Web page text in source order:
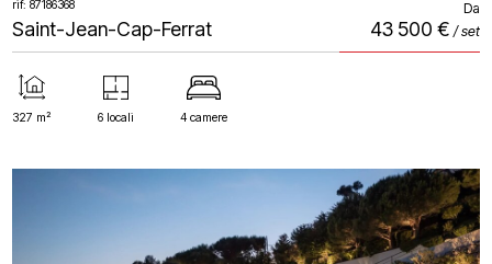
rif: 87186368 Da
43 500 € / set
Saint-Jean-Cap-Ferrat
327 m² 6 locali 4 camere